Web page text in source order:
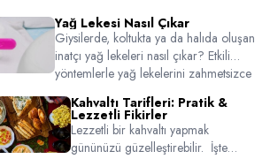
Yağ Lekesi Nasıl Çıkar
Giysilerde, koltukta ya da halıda oluşan
inatçı yağ lekeleri nasıl çıkar? Etkili
yöntemlerle yağ lekelerini zahmetsizce
rehberine göz atın!
Kahvaltı Tarifleri: Pratik &
Lezzetli Fikirler
Lezzetli bir kahvaltı yapmak
gününüzü güzelleştirebilir. İşte